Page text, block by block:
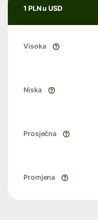
1 PLN u USD
Visoka
Niska
Prosječna
Promjena